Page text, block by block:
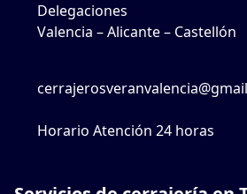
Delegaciones
Valencia – Alicante – Castellón
Horario Atención 24 horas